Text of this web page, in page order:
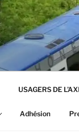
USAGERS DE
Adhésion